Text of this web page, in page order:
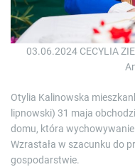
03.06.2024 CECYLIA
Otylia Kalinowska
lipnowski) 31 maja
domu, która wychowywanie
Wzrastała w szacunku do
gospodarstwie.